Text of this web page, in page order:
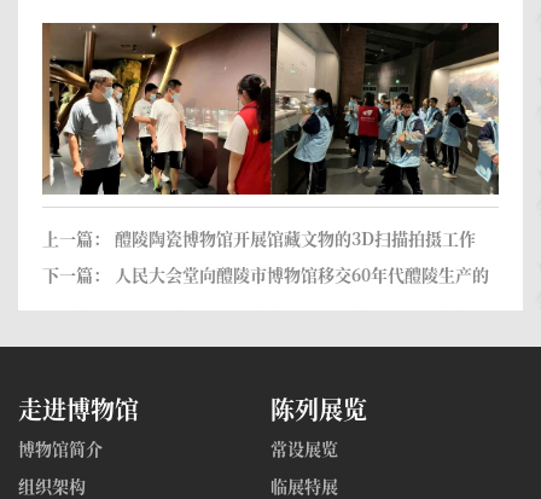
上一篇： 醴陵陶瓷博物馆开展馆藏文物的3D扫描拍摄工作
下一篇：
人民大会堂向醴陵市博物馆移交60年代醴陵生产的
国宴餐具
走进博物馆
博物馆简介
组织架构
陈列展览
常设展览
临展特展